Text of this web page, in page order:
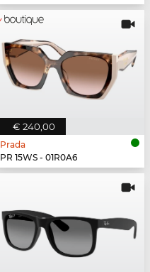
€ 240,00
Prada
PR 15WS - 01R0A6